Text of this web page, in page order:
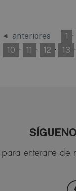
anteriores 1 ·
10 · 11 · 12 · 13 ·
para enterarte de